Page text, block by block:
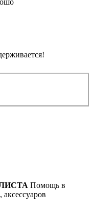
Помощь в